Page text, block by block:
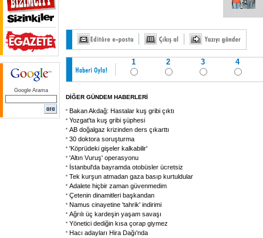
Google Arama
1 2 3 4
DİĞER GÜNDEM HABERLERİ
Bakan Akdağ: Hastalar kuş gribi çıktı
Yozgat'ta kuş gribi şüphesi
AB doğalgaz krizinden ders çıkarttı
30 doktora soruşturma
'Köprüdeki gişeler kalkabilir'
'Altın Vuruş' operasyonu
İstanbul'da bayramda otobüsler ücretsiz
Tek kurşun atmadan gaza basıp kurtuldular
Adalete hiçbir zaman güvenmedim
Çetenin dinamitleri başkandan
Namus cinayetine 'tahrik' indirimi
Ağrılı üç kardeşin yaşam savaşı
Yönetici dediğin kısa çorap giymez
Hacı adayları Hira Dağı'nda